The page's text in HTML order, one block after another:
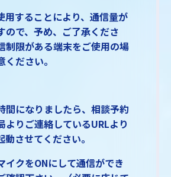
用することにより、通信量が
ので、予め、ご了承くださ
限がある端末をご使用の場
ださい。
間になりましたら、相談予約
よりご連絡しているURLより
動させてください。
イクをONにして通信ができ